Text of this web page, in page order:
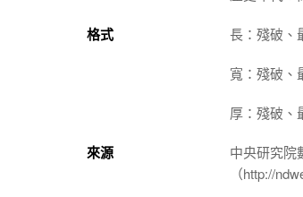
格式 長：殘破、
寬：殘破、
厚：殘破、
來源
中央研究院
（http://